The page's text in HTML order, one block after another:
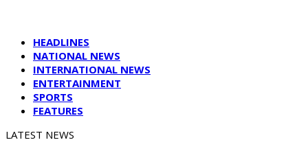
HEADLINES
NATIONAL NEWS
INTERNATIONAL NEWS
ENTERTAINMENT
SPORTS
FEATURES
LATEST NEWS